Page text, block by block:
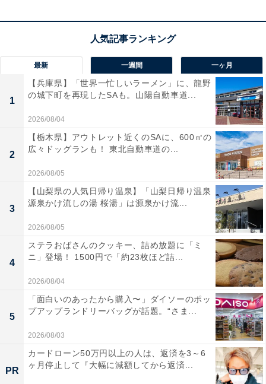
最新 一週間 一ヶ月
1
【兵庫県】「世界一忙しいラーメン」に、龍野
の城下町を再現したSAも。山陽自動車道...
2026/08/04
2
【栃木県】アウトレット近くのSAに、600㎡の
広々ドッグランも！ 東北自動車道の...
2026/08/05
3
【山梨県の人気日帰り温泉】「山梨日帰り温泉
源泉かけ流しの湯 桜湯」は源泉かけ流...
2026/08/05
4
ステラおばさんのクッキー、詰め放題に「ミ
ニ」登場！ 1500円で「約23枚ほど詰...
2026/08/04
5
「面白いのあったから購入〜」ダイソーのポッ
プアップランドリーバッグが話題。“さま...
2026/08/03
PR
カードローン50万円以上の人は、返済を3～6
ヶ月停止して『大幅に減額してから返済...